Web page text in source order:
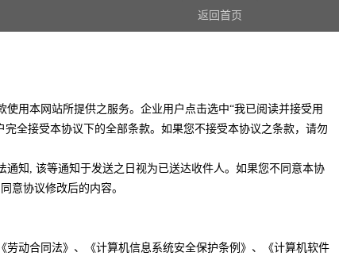
返回首页
用本网站所提供之服务。企业用户点击选中“我已阅读并接受用
全接受本协议下的全部条款。如果您不接受本协议之条款，请勿
知, 该等通知于发送之日视为已送达收件人。如果您不同意本协
意协议修改后的内容。
动合同法》、《计算机信息系统安全保护条例》、《计算机软件